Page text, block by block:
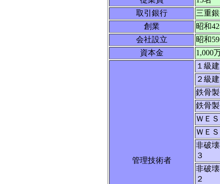
取引銀行
三重
創業
昭和
会社設立
昭和
資本金
1,000
管理技術者
１級
２級
鉄骨
鉄骨
ＷＥ
ＷＥ
非破
３
非破
２